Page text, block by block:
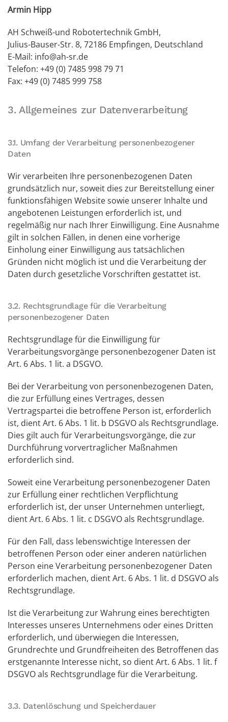
Armin Hipp
AH Schweiß-und Robotertechnik GmbH,
Julius-Bauser-Str. 8, 72186 Empfingen, Deutschland
E-Mail: info@ah-sr.de
Telefon: +49 (0) 7485 998 79 71
Fax: +49 (0) 7485 999 758
3. Allgemeines zur Datenverarbeitung
3.1. Umfang der Verarbeitung personenbezogener
Daten
Wir verarbeiten Ihre personenbezogenen Daten
grundsätzlich nur, soweit dies zur Bereitstellung einer
funktionsfähigen Website sowie unserer Inhalte und
angebotenen Leistungen erforderlich ist, und
regelmäßig nur nach Ihrer Einwilligung. Eine Ausnahme
gilt in solchen Fällen, in denen eine vorherige
Einholung einer Einwilligung aus tatsächlichen
Gründen nicht möglich ist und die Verarbeitung der
Daten durch gesetzliche Vorschriften gestattet ist.
3.2. Rechtsgrundlage für die Verarbeitung
personenbezogener Daten
Rechtsgrundlage für die Einwilligung für
Verarbeitungsvorgänge personenbezogener Daten ist
Art. 6 Abs. 1 lit. a DSGVO.
Bei der Verarbeitung von personenbezogenen Daten,
die zur Erfüllung eines Vertrages, dessen
Vertragspartei die betroffene Person ist, erforderlich
ist, dient Art. 6 Abs. 1 lit. b DSGVO als Rechtsgrundlage.
Dies gilt auch für Verarbeitungsvorgänge, die zur
Durchführung vorvertraglicher Maßnahmen
erforderlich sind.
Soweit eine Verarbeitung personenbezogener Daten
zur Erfüllung einer rechtlichen Verpflichtung
erforderlich ist, der unser Unternehmen unterliegt,
dient Art. 6 Abs. 1 lit. c DSGVO als Rechtsgrundlage.
Für den Fall, dass lebenswichtige Interessen der
betroffenen Person oder einer anderen natürlichen
Person eine Verarbeitung personenbezogener Daten
erforderlich machen, dient Art. 6 Abs. 1 lit. d DSGVO als
Rechtsgrundlage.
Ist die Verarbeitung zur Wahrung eines berechtigten
Interesses unseres Unternehmens oder eines Dritten
erforderlich, und überwiegen die Interessen,
Grundrechte und Grundfreiheiten des Betroffenen das
erstgenannte Interesse nicht, so dient Art. 6 Abs. 1 lit. f
DSGVO als Rechtsgrundlage für die Verarbeitung.
3.3. Datenlöschung und Speicherdauer